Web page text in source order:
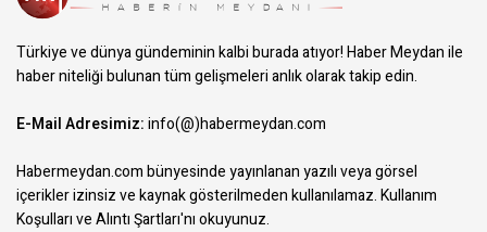
Türkiye ve dünya gündeminin kalbi burada atıyor! Haber Meydan ile
haber niteliği bulunan tüm gelişmeleri anlık olarak takip edin.
E-Mail Adresimiz:info(@)habermeydan.com
Habermeydan.com bünyesinde yayınlanan yazılı veya görsel
içerikler izinsiz ve kaynak gösterilmeden kullanılamaz.Kullanım
Koşulları ve Alıntı Şartları'nı okuyunuz.